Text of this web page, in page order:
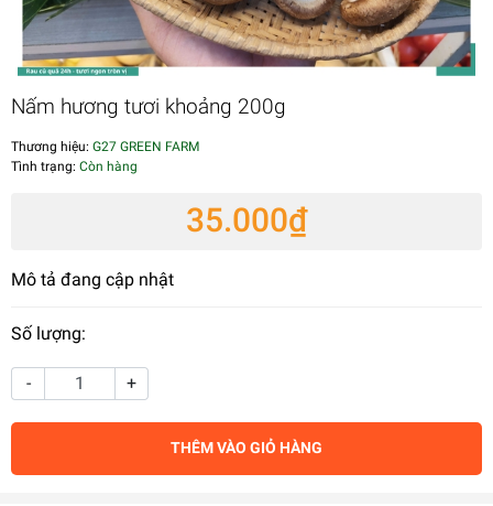
Nấm hương tươi khoảng 200g
Thương hiệu: G27 GREEN FARM
Tình trạng: Còn hàng
35.000₫
Mô tả đang cập nhật
Số lượng:
- +
THÊM VÀO GIỎ HÀNG